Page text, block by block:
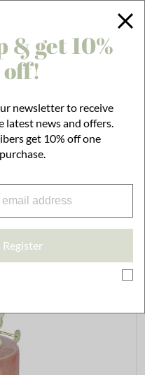
CHECKOUT!
Lamp Elvira Ash Pink Small
& get 10%
off!
newsletter to receive
latest news and offers.
get 10% off one
purchase.
Register